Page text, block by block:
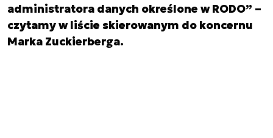
administratora danych określone w RODO” –
czytamy w liście skierowanym do koncernu
Marka Zuckierberga.